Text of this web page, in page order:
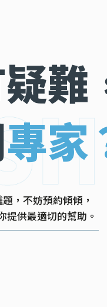
難
專家
，不妨預約傾傾，
提供最適切的幫助。